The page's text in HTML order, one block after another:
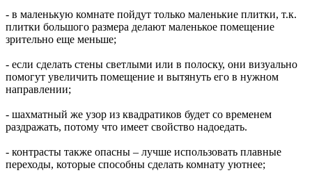
- в маленькую комнате пойдут только маленькие плитки, т.к.
плитки большого размера делают маленькое помещение
зрительно еще меньше;
- если сделать стены светлыми или в полоску, они визуально
помогут увеличить помещение и вытянуть его в нужном
направлении;
- шахматный же узор из квадратиков будет со временем
раздражать, потому что имеет свойство надоедать.
- контрасты также опасны – лучше использовать плавные
переходы, которые способны сделать комнату уютнее;